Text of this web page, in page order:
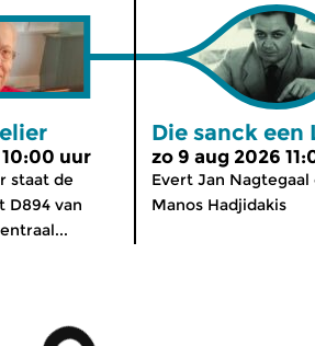
uur
staat de
D894 van
Die sanck een
zo 9 aug 2026
Evert Jan Nagtegaal
Manos Hadjidakis